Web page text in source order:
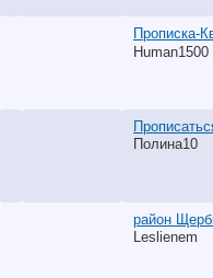
Прописка-
Human1500
Полина10
район
Leslienem